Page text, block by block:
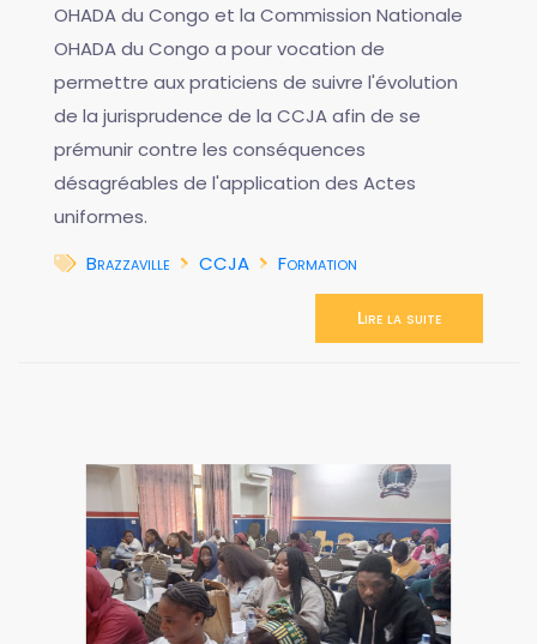
OHADA du Congo et la Commission Nationale
OHADA du Congo a pour vocation de
permettre aux praticiens de suivre l'évolution
de la jurisprudence de la CCJA afin de se
prémunir contre les conséquences
désagréables de l'application des Actes
uniformes.
Brazzaville
CCJA Formation
Lire la suite